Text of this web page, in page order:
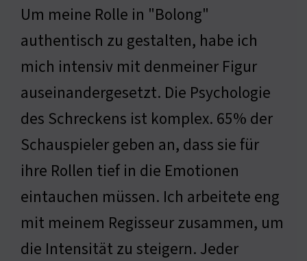
Um meine Rolle in "Bolong"
authentisch zu gestalten, habe ich
mich intensiv mit denmeiner Figur
auseinandergesetzt. Die Psychologie
des Schreckens ist komplex. 65% der
Schauspieler geben an, dass sie für
ihre Rollen tief in die Emotionen
eintauchen müssen. Ich arbeitete eng
mit meinem Regisseur zusammen, um
die Intensität zu steigern. Jeder